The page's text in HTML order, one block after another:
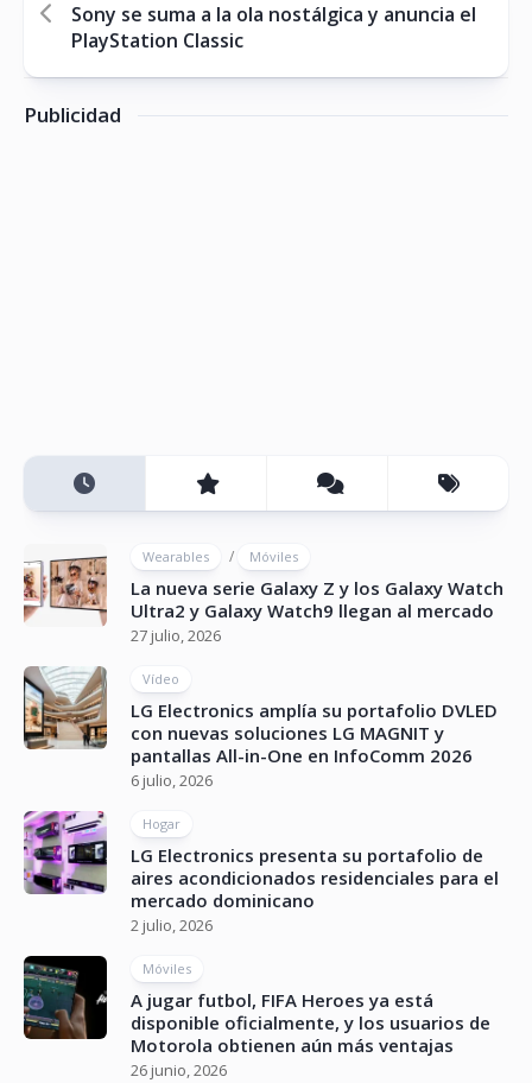
Sony se suma a la ola nostálgica y anuncia el
PlayStation Classic
Publicidad
Wearables / Móviles
La nueva serie Galaxy Z y los Galaxy Watch
Ultra2 y Galaxy Watch9 llegan al mercado
27 julio, 2026
Vídeo
LG Electronics amplía su portafolio DVLED
con nuevas soluciones LG MAGNIT y
pantallas All-in-One en InfoComm 2026
6 julio, 2026
Hogar
LG Electronics presenta su portafolio de
aires acondicionados residenciales para el
mercado dominicano
2 julio, 2026
Móviles
A jugar futbol, FIFA Heroes ya está
disponible oficialmente, y los usuarios de
Motorola obtienen aún más ventajas
26 junio, 2026